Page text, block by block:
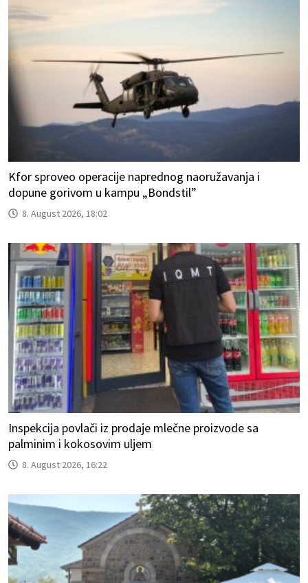
Kfor sproveo operacije naprednog naoružavanja i
dopune gorivom u kampu „Bondstil”
8. August 2026, 18:02
Inspekcija povlači iz prodaje mlečne proizvode sa
palminim i kokosovim uljem
8. August 2026, 16:22